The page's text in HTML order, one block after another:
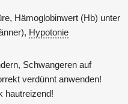
Hämoglobinwert (Hb) unter
Hypotonie
Schwangeren auf
verdünnt anwenden!
hautreizend!